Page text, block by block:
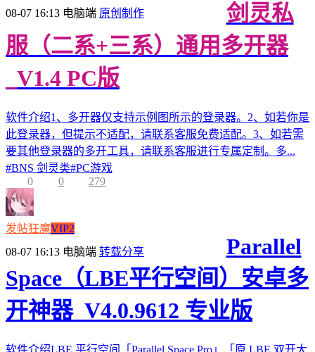
08-07 16:13 电脑端 原创制作
剑灵私
服（二系+三系）通用多开器
_V1.4 PC版
软件介绍1、多开器仅支持示例图所示的登录器。2、如若你是
此登录器，但提示不适配，请联系客服免费适配。3、如若需
要其他登录器的多开工具，请联系客服进行专属定制。多...
#BNS 剑灵类#PC游戏
0
0 279
发帖狂魔VIP2
08-07 16:13 电脑端 转载分享
Parallel
Space（LBE平行空间）安卓多
开神器_V4.0.9612 专业版
软件介绍LBE 平行空间「Parallel Space Pro」「原 LBE 双开大